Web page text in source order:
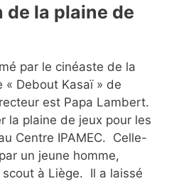
de la plaine de
par le cinéaste de la
Debout Kasaï » de
est Papa Lambert.
la plaine de jeux pour les
Centre IPAMEC. Celle-
un jeune homme,
à Liège. Il a laissé